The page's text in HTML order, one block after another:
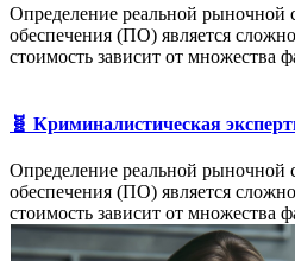
Определение реальной рыночной
обеспечения (ПО) является
стоимость зависит от множества
🧬 Криминалистическая
Определение реальной рыночной
обеспечения (ПО) является
стоимость зависит от множества